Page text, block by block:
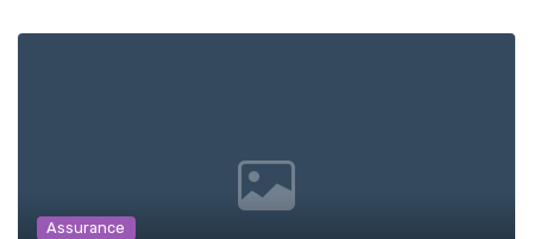
Assurance